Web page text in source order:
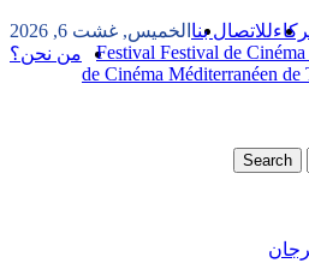
الخميس, غشت 6, 2026 للاتصال بنا
من نحن؟
Festival
de Cinéma Méditerranéen